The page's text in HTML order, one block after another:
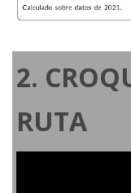
2.
RUTA